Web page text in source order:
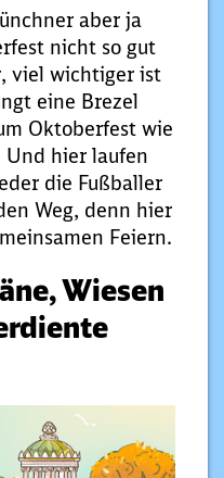
aber ja
nicht so gut
viel wichtiger ist
eine Brezel
Oktoberfest wie
Und hier laufen
die Fußballer
Weg, denn hier
Feiern.
Wiesen